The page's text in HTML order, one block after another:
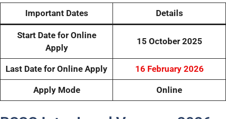
Important Dates Details
Start Date for Online
Apply
15 October 2025
Last Date for Online Apply 16 February 2026
Apply Mode Online